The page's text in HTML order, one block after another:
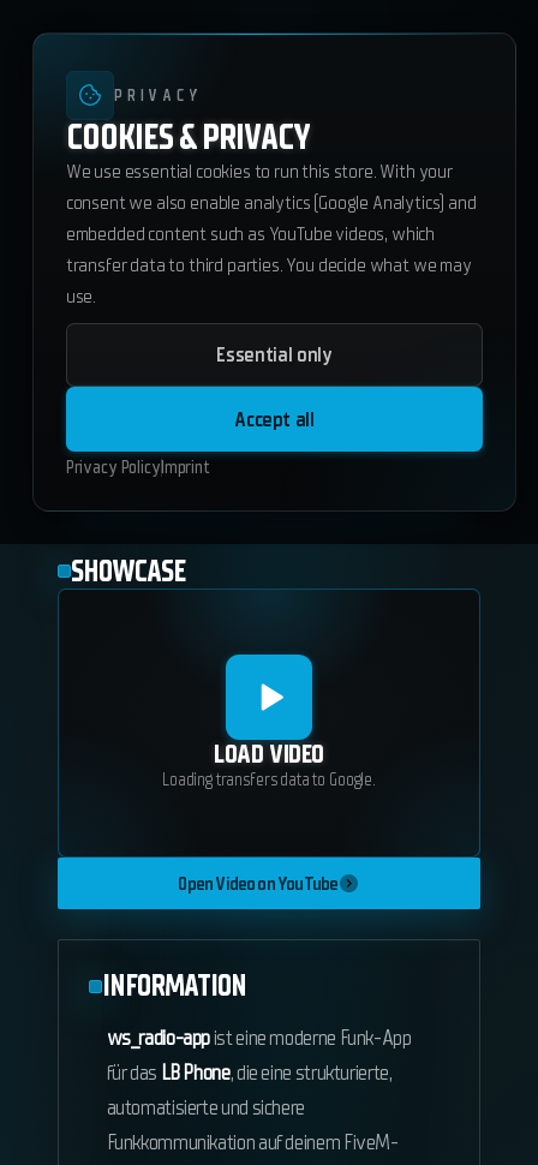
ws_radio-app 47.60€
QBCore
SHOWCASE
LOAD VIDEO
Loading transfers data to Google.
Open Video on YouTube
INFORMATION
ws_radio-appist eine moderne Funk-App
für das LB Phone, die eine strukturierte,
automatisierte und sichere
Funkkommunikation auf deinem FiveM-
PRIVACY
COOKIES & PRIVACY
We use essential cookies to run this store. With your
consent we also enable analytics (Google Analytics) and
embedded content such as YouTube videos, which
transfer data to third parties. You decide what we may
use.
Essential only
Accept all
Privacy Policy Imprint